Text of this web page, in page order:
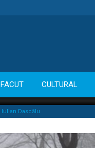
CULTURAL
Dascălu